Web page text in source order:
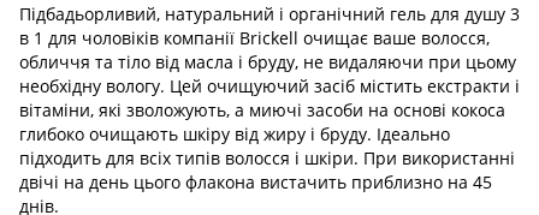
Підбадьорливий, натуральний і органічний гель для душу 3
в 1 для чоловіків компанії Brickell очищає ваше волосся,
обличчя та тіло від масла і бруду, не видаляючи при цьому
необхідну вологу. Цей очищуючий засіб містить екстракти і
вітаміни, які зволожують, а миючі засоби на основі кокоса
глибоко очищають шкіру від жиру і бруду. Ідеально
підходить для всіх типів волосся і шкіри. При використанні
двічі на день цього флакона вистачить приблизно на 45
днів.